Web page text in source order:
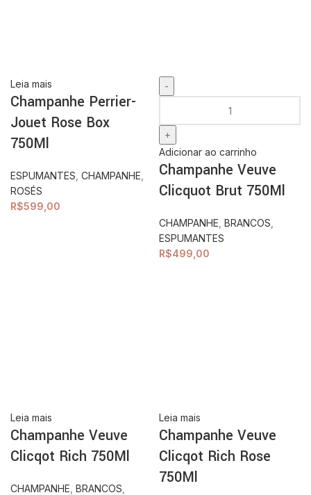
Leia mais
Champanhe Perrier-
Jouet Rose Box
750Ml
ESPUMANTES CHAMPANHE
ROSÉS
R$599,00
Adicionar ao carrinho
Champanhe Veuve
Clicquot Brut 750Ml
CHAMPANHE BRANCOS
ESPUMANTES
R$499,00
Leia mais
Champanhe Veuve
Clicqot Rich 750Ml
CHAMPANHE BRANCOS
Leia mais
Champanhe Veuve
Clicqot Rich Rose
750Ml